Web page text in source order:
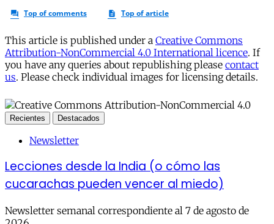
This article is published under a Creative Commons
Attribution-NonCommercial 4.0 International licence. If
you have any queries about republishing please contact
us. Please check individual images for licensing details.
Recientes Destacados
Newsletter
Lecciones desde la India (o cómo las
cucarachas pueden vencer al miedo)
Newsletter semanal correspondiente al 7 de agosto de